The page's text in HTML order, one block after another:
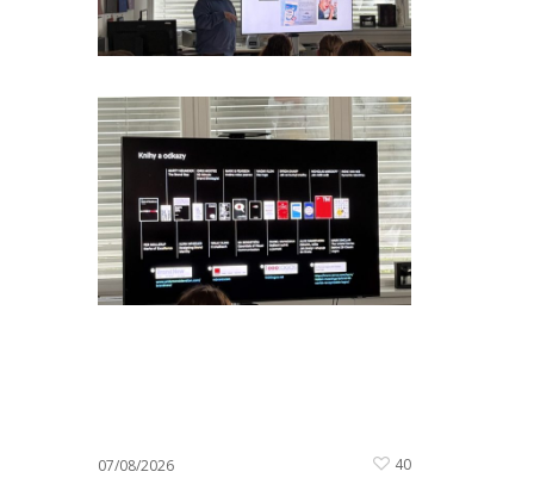
07/08/2026 40